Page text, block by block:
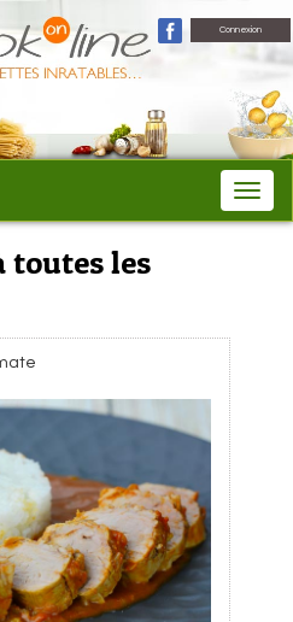
Connexion
toutes les